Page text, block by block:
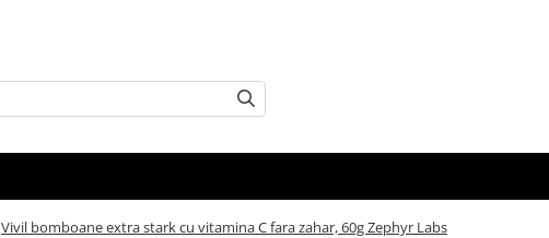
Vivil bomboane extra stark cu vitamina C fara zahar, 60g Zephyr Labs